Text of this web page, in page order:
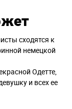
сходятся к
немецкой
Одетте,
и всех ее